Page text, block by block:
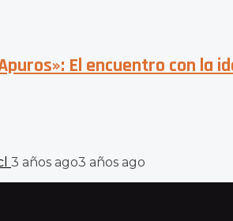
El encuentro con la
3 años ago3 años ago